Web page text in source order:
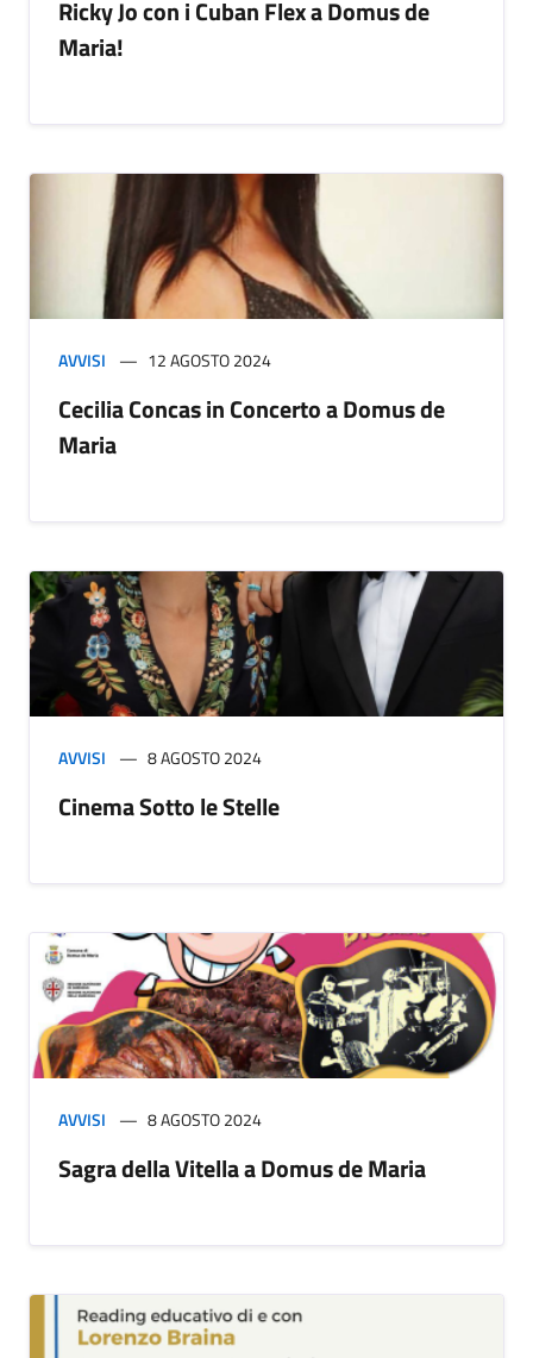
Ricky Jo con i Cuban Flex a Domus de
Maria!
AVVISI 12 AGOSTO 2024
Cecilia Concas in Concerto a Domus de
Maria
AVVISI 8 AGOSTO 2024
Cinema Sotto le Stelle
AVVISI 8 AGOSTO 2024
Sagra della Vitella a Domus de Maria